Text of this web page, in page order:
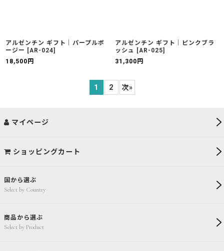
アルゼンチン ギフト｜パープルポ
ージー
[AR-024]
18,500 円
アルゼンチン ギフト｜ピンクブラ
ッシュ
[AR-025]
31,300 円
1 2 次»
国から選ぶ
Select by Country
商品から選ぶ
Select by Product
マイページ
ショッピングカート